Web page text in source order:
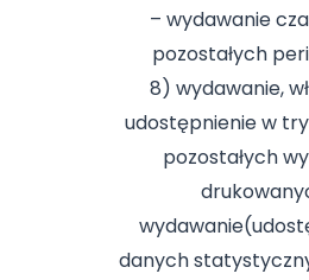
– wydawanie
pozostałych
8) wydawanie,
udostępnienie w
pozostałych
danych